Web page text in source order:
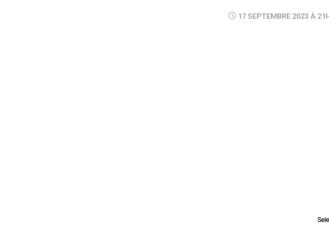
17 SEPTEMBRE 2023 À